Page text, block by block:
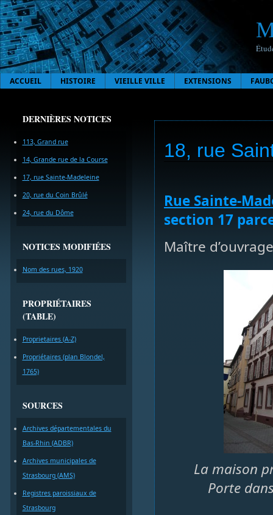
ACCUEIL HISTOIRE VIEILLE VILLE EXTENSIONS
DERNIÈRES NOTICES
113, Grand rue
14, Grande rue de la Course
17, rue Sainte-Madeleine
20, rue du Coin Brûlé
24, rue du Dôme
NOTICES MODIFIÉES
Nom des rues, 1920
PROPRIÉTAIRES
(TABLE)
Proprietaires (A-Z)
Propriétaires (plan Blondel,
1765)
SOURCES
Archives départementales du
Bas-Rhin (ADBR)
Archives municipales de
Strasbourg (AMS)
Registres paroissiaux de
Strasbourg
18, rue
Rue Sainte-
section 17
Maître
La maison
Porte